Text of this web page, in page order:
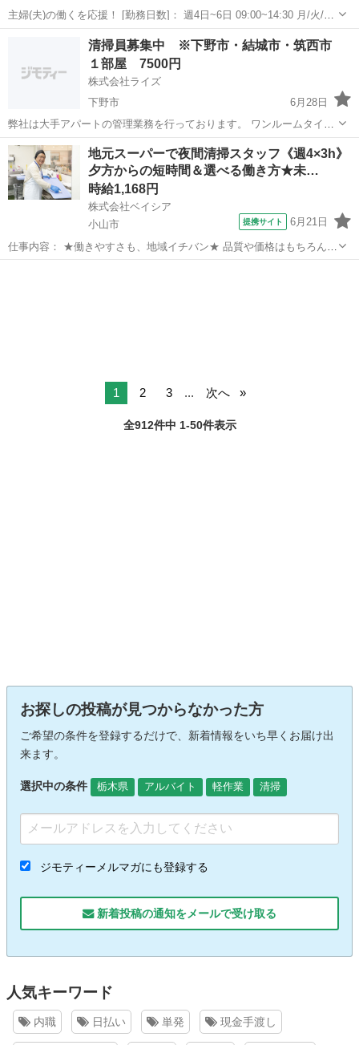
主婦(夫)の働くを応援！ [勤務日数]： 週4日~6日 09:00~14:30 月/火/水/
木/金/土/日 などから選べます [勤務地・最寄駅]： 栃木県宇都宮市大通
り2-4-6 ホテルニューイタヤ 株式会社鈴和 宇都宮...
宇都宮市 清掃
清掃員募集中 ※下野市・結城市・筑西市
１部屋 7500円
株式会社ライズ
下野市
6月28日
弊社は大手アパートの管理業務を行っております。 ワンルームタイプ
のアパートの、退去後の清掃員を募集しております。 1部屋あたり大
体2～4時間が目安となっており、1部屋7,500円となっております。 ・
未経験歓迎 ...
栃木 下野市 清掃
地元スーパーで夜間清掃スタッフ《週4×3h》
夕方からの短時間＆選べる働き方★未…
時給1,168円
株式会社ベイシア
小山市
提携サイト 6月21日
仕事内容： ★働きやすさも、地域イチバン★ 品質や価格はもちろん、
働きやすさも地域イチバン！ 近所のスーパー《ベイシア》で一緒に働
1 2 3 ... 次へ
全912件中 1-50件表示
お探しの投稿が見つからなかった方
ご希望の条件を登録するだけで、新着情報をいち早くお届け出
来ます。
選択中の条件 栃木県 アルバイト 軽作業 清掃
ジモティーメルマガにも登録する
新着投稿の通知をメールで受け取る
人気キーワード
内職 日払い 単発 現金手渡し